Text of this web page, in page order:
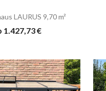
LAURUS 9,70 m²
1.427,73 €